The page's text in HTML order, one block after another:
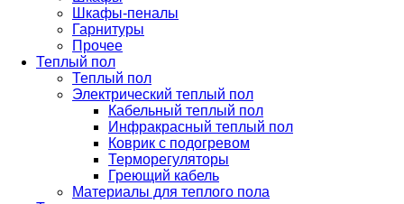
Шкафы-пеналы
Гарнитуры
Прочее
Теплый пол
Теплый пол
Электрический теплый пол
Кабельный теплый пол
Инфракрасный теплый пол
Коврик с подогревом
Терморегуляторы
Греющий кабель
Материалы для теплого пола